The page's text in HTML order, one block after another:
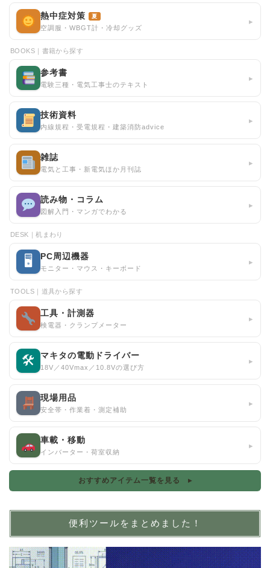
熱中症対策 夏
空調服・WBGT計・冷却グッズ
▸
BOOKS｜書籍から探す
参考書
電験三種・電気工事士のテキスト
▸
技術資料
内線規程・受電規程・建築消防advice
▸
雑誌
電気と工事・新電気ほか月刊誌
▸
読み物・コラム
図解入門・マンガでわかる
▸
DESK｜机まわり
🖥 PC周辺機器
モニター・マウス・キーボード
▸
TOOLS｜道具から探す
工具・計測器
検電器・クランプメーター
▸
🛠 マキタの電動ドライバー
18V／40Vmax／10.8Vの選び方
▸
現場用品
安全帯・作業着・測定補助
▸
車載・移動
インバーター・荷室収納
▸
おすすめアイテム一覧を見る ▸
便利ツールをまとめました！